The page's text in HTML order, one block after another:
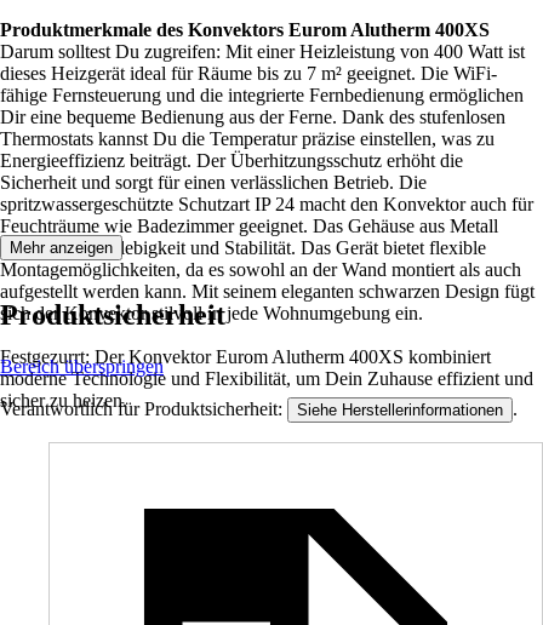
Produktmerkmale des Konvektors Eurom Alutherm 400XS
Darum solltest Du zugreifen: Mit einer Heizleistung von 400 Watt ist
dieses Heizgerät ideal für Räume bis zu 7 m² geeignet. Die WiFi-
fähige Fernsteuerung und die integrierte Fernbedienung ermöglichen
Dir eine bequeme Bedienung aus der Ferne. Dank des stufenlosen
Thermostats kannst Du die Temperatur präzise einstellen, was zu
Energieeffizienz beiträgt. Der Überhitzungsschutz erhöht die
Sicherheit und sorgt für einen verlässlichen Betrieb. Die
spritzwassergeschützte Schutzart IP 24 macht den Konvektor auch für
Feuchträume wie Badezimmer geeignet. Das Gehäuse aus Metall
verspricht Langlebigkeit und Stabilität. Das Gerät bietet flexible
Montagemöglichkeiten, da es sowohl an der Wand montiert als auch
aufgestellt werden kann. Mit seinem eleganten schwarzen Design fügt
sich der Konvektor stilvoll in jede Wohnumgebung ein.
Festgezurrt: Der Konvektor Eurom Alutherm 400XS kombiniert
moderne Technologie und Flexibilität, um Dein Zuhause effizient und
sicher zu heizen.
Mehr anzeigen
Produktsicherheit
Bereich überspringen
Verantwortlich für Produktsicherheit: Siehe Herstellerinformationen .